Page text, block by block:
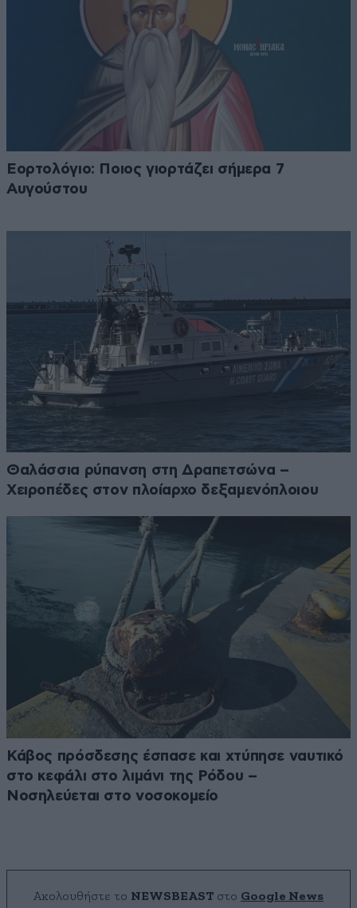
Εορτολόγιο: Ποιος γιορτάζει σήμερα 7
Αυγούστου
Θαλάσσια ρύπανση στη Δραπετσώνα –
Χειροπέδες στον πλοίαρχο δεξαμενόπλοιου
Κάβος πρόσδεσης έσπασε και χτύπησε ναυτικό
στο κεφάλι στο λιμάνι της Ρόδου –
Νοσηλεύεται στο νοσοκομείο
Ακολουθήστε το NEWSBEAST στο Google News